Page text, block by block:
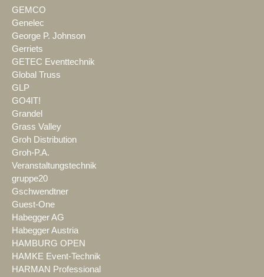
GEMCO
Genelec
George P. Johnson
Gerriets
GETEC Eventtechnik
Global Truss
GLP
GO4IT!
Grandel
Grass Valley
Groh Distribution
Groh-P.A.
Veranstaltungstechnik
gruppe20
Gschwendtner
Guest-One
Habegger AG
Habegger Austria
HAMBURG OPEN
HAMKE Event-Technik
HARMAN Professional